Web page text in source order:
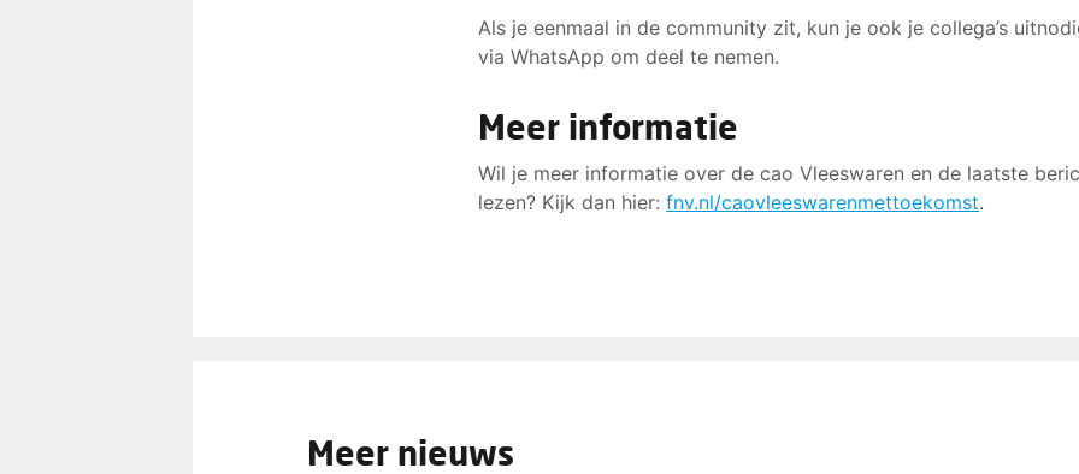
Als je eenmaal in de community zit, kun je ook je collega’s
via WhatsApp om deel te nemen.
Meer informatie
Wil je meer informatie over de cao Vleeswaren en de laatste
lezen? Kijk dan hier:fnv.nl/caovleeswarenmettoekomst.
Meer nieuws